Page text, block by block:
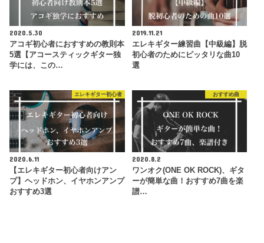
2020.5.30
アコギ初心者におすすめの教則本
5選【アコースティックギター独
学には、この…
2019.11.21
エレキギター練習曲【中級編】脱
初心者のためにピッタリな曲10
選
エレキギター初心者
2020.6.11
【エレキギター初心者向けアン
プ】ヘッドホン、イヤホンアンプ
おすすめ3選
おすすめ曲
2020.8.2
ワンオク(ONE OK ROCK)、ギタ
ーが簡単な曲！おすすめ7曲を楽
譜…